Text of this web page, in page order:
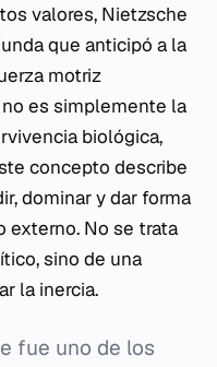
valores, Nietzsche
que anticipó a la
motriz
es simplemente la
biológica,
concepto describe
dominar y dar forma
externo. No se trata
sino de una
la inercia.
fue uno de los